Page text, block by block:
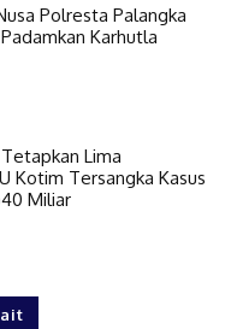
Polresta Palangka
Karhutla
Lima
Kotim Tersangka Kasus
Miliar